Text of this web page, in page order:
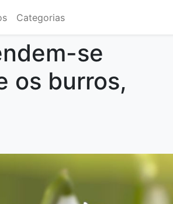
Categorias
se
os burros,